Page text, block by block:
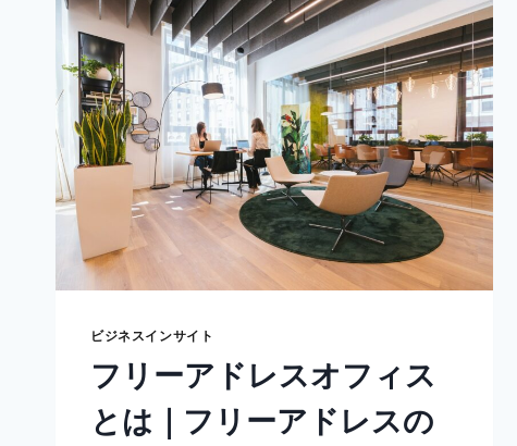
ビジネスインサイト
フリーアドレスオフィス
とは｜フリーアドレスの